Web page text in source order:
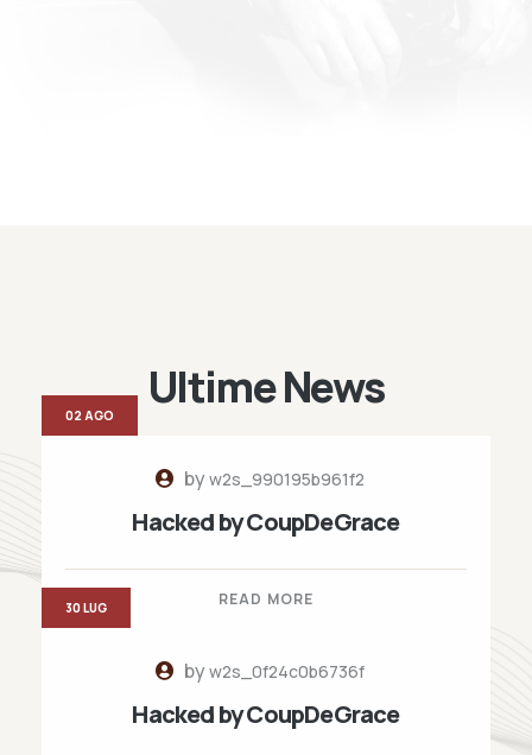
Ultime News
byw2s_990195b961f2
Hacked by CoupDeGrace
READ MORE
02 AGO
byw2s_0f24c0b6736f
Hacked by CoupDeGrace
30 LUG